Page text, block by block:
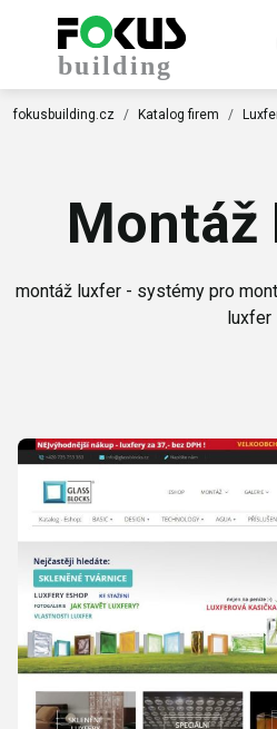
fokusbuilding.cz Katalog firem
Montáž
montáž luxfer - systémy pro
luxfer